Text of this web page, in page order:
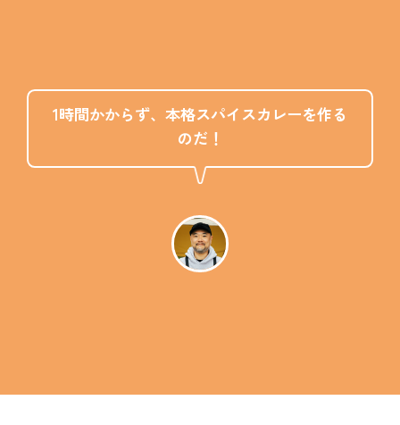
1時間かからず、本格スパイスカレーを作る
のだ！